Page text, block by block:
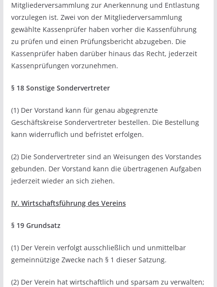
Mitgliederversammlung zur Anerkennung und Entlastung
vorzulegen ist. Zwei von der Mitgliederversammlung
gewählte Kassenprüfer haben vorher die Kassenführung
zu prüfen und einen Prüfungsbericht abzugeben. Die
Kassenprüfer haben darüber hinaus das Recht, jederzeit
Kassenprüfungen vorzunehmen.
§ 18 Sonstige Sondervertreter
(1) Der Vorstand kann für genau abgegrenzte
Geschäftskreise Sondervertreter bestellen. Die Bestellung
kann widerruflich und befristet erfolgen.
(2) Die Sondervertreter sind an Weisungen des Vorstandes
gebunden. Der Vorstand kann die übertragenen Aufgaben
jederzeit wieder an sich ziehen.
IV. Wirtschaftsführung des Vereins
§ 19 Grundsatz
(1) Der Verein verfolgt ausschließlich und unmittelbar
gemeinnützige Zwecke nach § 1 dieser Satzung.
(2) Der Verein hat wirtschaftlich und sparsam zu verwalten;